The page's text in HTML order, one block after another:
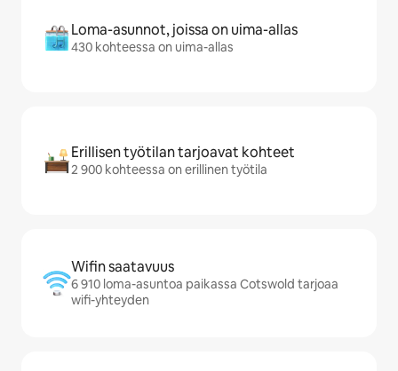
Loma-asunnot, joissa on uima-allas
430 kohteessa on uima-allas
Erillisen työtilan tarjoavat kohteet
2 900 kohteessa on erillinen työtila
Wifin saatavuus
6 910 loma-asuntoa paikassa Cotswold tarjoaa
wifi-yhteyden